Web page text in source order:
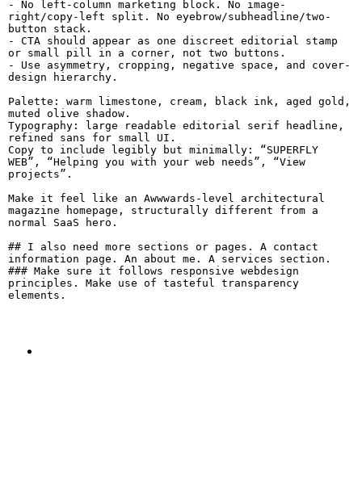
- No left-column marketing block. No image-
right/copy-left split. No eyebrow/subheadline/two-
button stack.
- CTA should appear as one discreet editorial stamp
or small pill in a corner, not two buttons.
- Use asymmetry, cropping, negative space, and cover-
design hierarchy.
Palette: warm limestone, cream, black ink, aged gold,
muted olive shadow.
Typography: large readable editorial serif headline,
refined sans for small UI.
Copy to include legibly but minimally: “SUPERFLY
WEB”, “Helping you with your web needs”, “View
projects”.
Make it feel like an Awwwards-level architectural
magazine homepage, structurally different from a
normal SaaS hero.
## I also need more sections or pages. A contact
information page. An about me. A services section.
### Make sure it follows responsive webdesign
principles. Make use of tasteful transparency